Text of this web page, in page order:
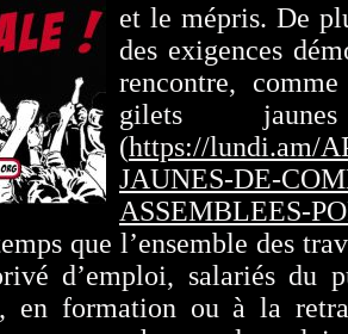
et le mépris. De
des exigences
rencontre,
gilets
(https://lundi.am/
JAUNES-DE-
ASSEMBLEES-
que l’ensemble des
d’emploi, salariés du
en formation ou à la